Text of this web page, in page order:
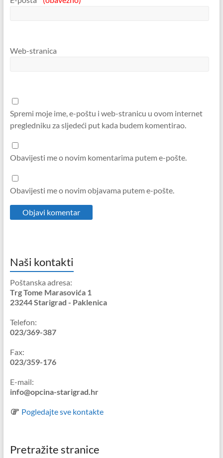
Web-stranica
Spremi moje ime, e-poštu i web-stranicu u ovom internet
pregledniku za sljedeći put kada budem komentirao.
Obavijesti me o novim komentarima putem e-pošte.
Obavijesti me o novim objavama putem e-pošte.
Naši kontakti
Poštanska adresa:
Trg Tome Marasovića 1
23244 Starigrad - Paklenica
Telefon:
023/369-387
Fax:
023/359-176
E-mail:
info@opcina-starigrad.hr
Pogledajte sve kontakte
Pretražite stranice